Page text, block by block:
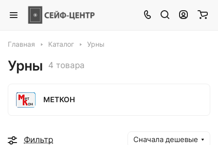
Главная Каталог Урны
Урны 4 товара
МЕТКОН
Фильтр Сначала дешевые